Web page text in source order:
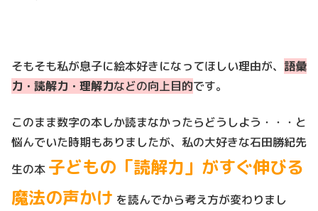
そもそも私が息子に絵本好きになってほしい理由が、 語彙
力・読解力・理解力などの向上目的です。
このまま数字の本しか読まなかったらどうしよう・・・と
悩んでいた時期もありましたが、私の大好きな石田勝紀先
生の本 子どもの「読解力」がすぐ伸びる
魔法の声かけ を読んでから考え方が変わりまし